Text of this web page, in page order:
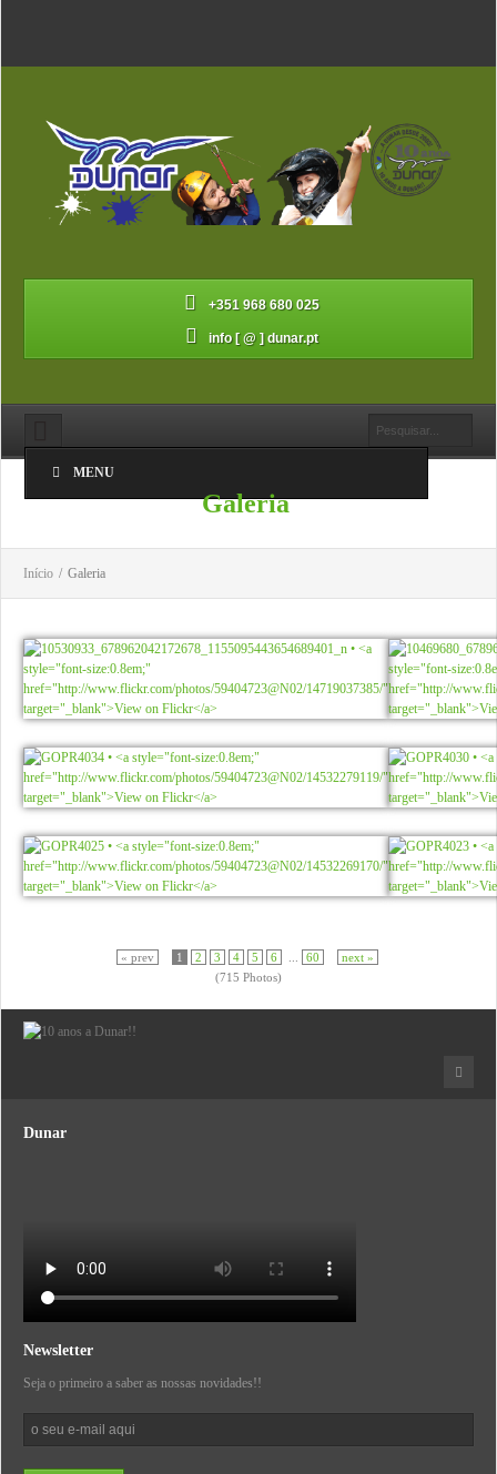
+351 968 680 025
info [ @ ] dunar.pt
MENU
Galeria
Início / Galeria
« prev 1 2 3 4 5 6 60
next »
(715 Photos)
Dunar
Newsletter
Seja o primeiro a saber as nossas novidades!!